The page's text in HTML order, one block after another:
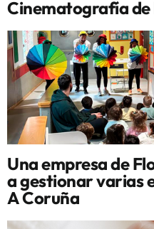
Cinematografía de
Una empresa de
a gestionar varias
A Coruña